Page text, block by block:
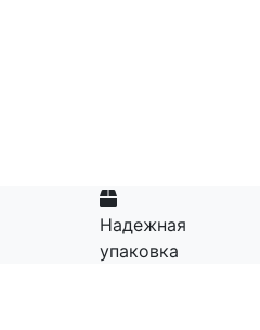
Надежная
упаковка